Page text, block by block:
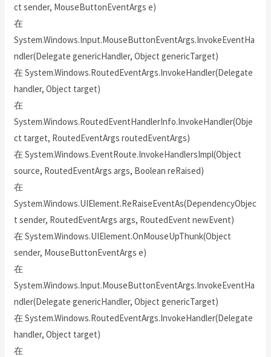
ct sender, MouseButtonEventArgs e)
在
System.Windows.Input.MouseButtonEventArgs.InvokeEventHa
ndler(Delegate genericHandler, Object genericTarget)
在 System.Windows.RoutedEventArgs.InvokeHandler(Delegate
handler, Object target)
在
System.Windows.RoutedEventHandlerInfo.InvokeHandler(Obje
ct target, RoutedEventArgs routedEventArgs)
在 System.Windows.EventRoute.InvokeHandlersImpl(Object
source, RoutedEventArgs args, Boolean reRaised)
在
System.Windows.UIElement.ReRaiseEventAs(DependencyObjec
t sender, RoutedEventArgs args, RoutedEvent newEvent)
在 System.Windows.UIElement.OnMouseUpThunk(Object
sender, MouseButtonEventArgs e)
在
System.Windows.Input.MouseButtonEventArgs.InvokeEventHa
ndler(Delegate genericHandler, Object genericTarget)
在 System.Windows.RoutedEventArgs.InvokeHandler(Delegate
handler, Object target)
在